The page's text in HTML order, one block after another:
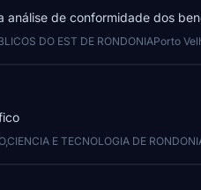
análise de conformidade dos
DO EST DE RONDONIAPorto
E TECNOLOGIA DE